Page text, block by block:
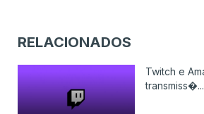
RELACIONADOS
Twitch e
transmiss�...